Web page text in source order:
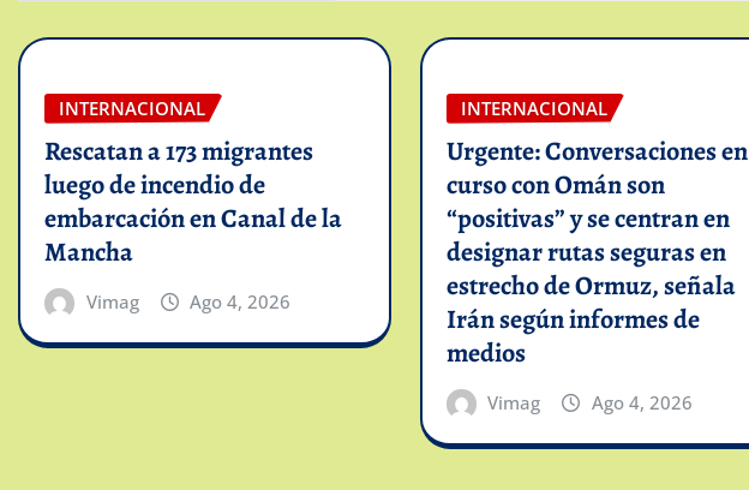
INTERNACIONAL
Rescatan a 173 migrantes
luego de incendio de
embarcación en Canal de la
Mancha
Vimag Ago 4, 2026
INTERNACIONAL
Urgente: Conversaciones en
curso con Omán son
“positivas” y se centran en
designar rutas seguras en
estrecho de Ormuz, señala
Irán según informes de
medios
Vimag Ago 4, 2026